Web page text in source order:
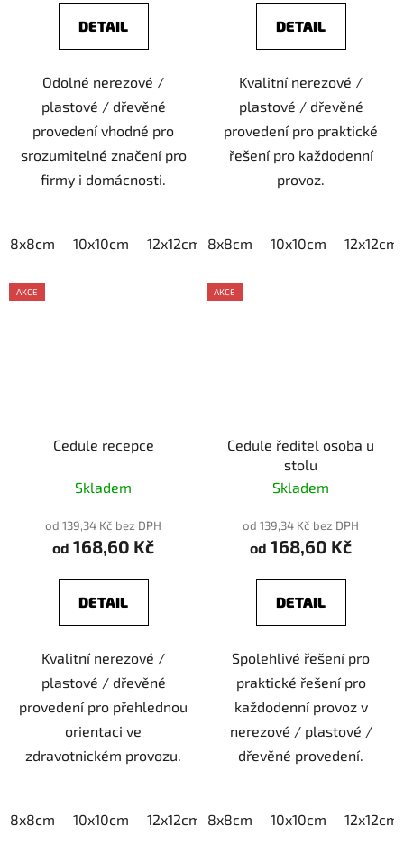
DETAIL
Odolné nerezové /
plastové / dřevěné
provedení vhodné pro
srozumitelné značení pro
firmy i domácnosti.
8x8cm 10x10cm 12x12cm 15x15cm 20x20cm
DETAIL
Kvalitní nerezové /
plastové / dřevěné
provedení pro praktické
řešení pro každodenní
provoz.
8x8cm 10x10cm 12x12cm
AKCE
Cedule recepce
Skladem
od 139,34 Kč bez DPH
od 168,60 Kč
DETAIL
Kvalitní nerezové /
plastové / dřevěné
provedení pro přehlednou
orientaci ve
zdravotnickém provozu.
8x8cm 10x10cm 12x12cm 15x15cm 20x20cm
AKCE
Cedule ředitel osoba u
stolu
Skladem
od 139,34 Kč bez DPH
od 168,60 Kč
DETAIL
Spolehlivé řešení pro
praktické řešení pro
každodenní provoz v
nerezové / plastové /
dřevěné provedení.
8x8cm 10x10cm 12x12cm